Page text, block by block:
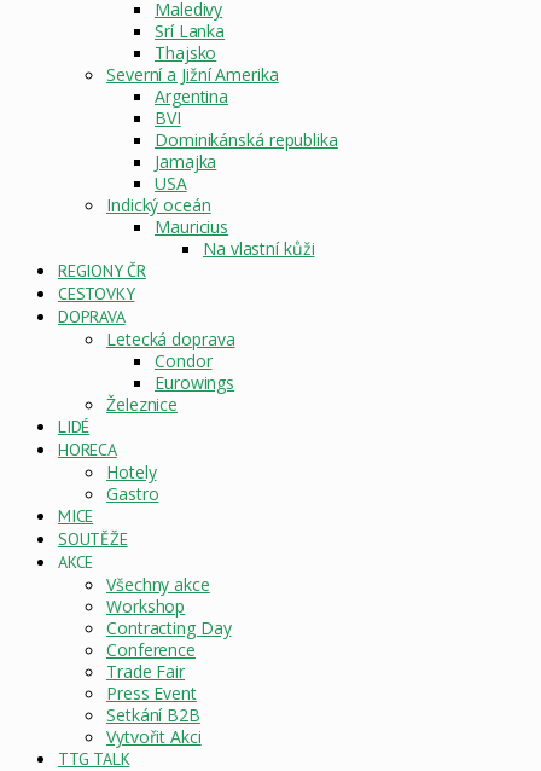
Maledivy
Srí Lanka
Thajsko
Severní a Jižní Amerika
Argentina
BVI
Dominikánská republika
Jamajka
USA
Indický oceán
Mauricius
Na vlastní kůži
REGIONY ČR
CESTOVKY
DOPRAVA
Letecká doprava
Condor
Eurowings
Železnice
LIDÉ
HORECA
Hotely
Gastro
MICE
SOUTĚŽE
AKCE
Všechny akce
Workshop
Contracting Day
Conference
Trade Fair
Press Event
Setkání B2B
Vytvořit Akci
TTG TALK